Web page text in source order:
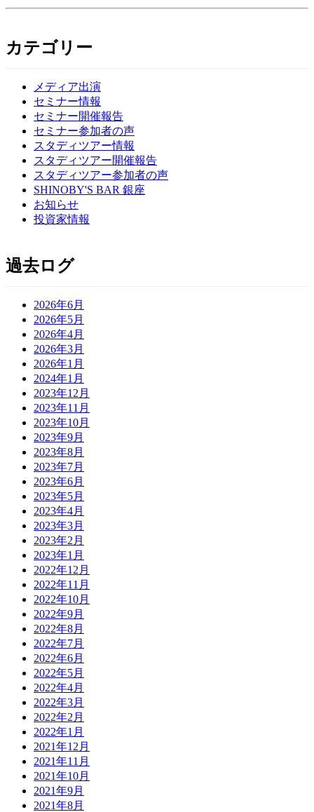
カテゴリー
メディア出演
セミナー情報
セミナー開催報告
セミナー参加者の声
スタディツアー情報
スタディツアー開催報告
スタディツアー参加者の声
SHINOBY'S BAR 銀座
お知らせ
投資家情報
過去ログ
2026年6月
2026年5月
2026年4月
2026年3月
2026年1月
2024年1月
2023年12月
2023年11月
2023年10月
2023年9月
2023年8月
2023年7月
2023年6月
2023年5月
2023年4月
2023年3月
2023年2月
2023年1月
2022年12月
2022年11月
2022年10月
2022年9月
2022年8月
2022年7月
2022年6月
2022年5月
2022年4月
2022年3月
2022年2月
2022年1月
2021年12月
2021年11月
2021年10月
2021年9月
2021年8月